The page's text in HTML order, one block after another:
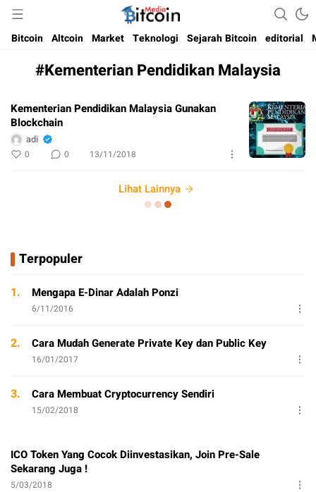
Bitcoin Media Indonesia
Media Bitcoin dan Cryptocurrency, dan Blockchain di Indonesia
Bitcoin Altcoin Market Teknologi Sejarah Bitcoin editorial
#Kementerian Pendidikan Malaysia
Kementerian Pendidikan Malaysia Gunakan
Blockchain
adi
0 0 13/11/2018
Lihat Lainnya
Terpopuler
1. Mengapa E-Dinar Adalah Ponzi
6/11/2016
2. Cara Mudah Generate Private Key dan Public Key
16/01/2017
3. Cara Membuat Cryptocurrency Sendiri
15/02/2018
ICO Token Yang Cocok Diinvestasikan, Join Pre-Sale
Sekarang Juga !
5/03/2018